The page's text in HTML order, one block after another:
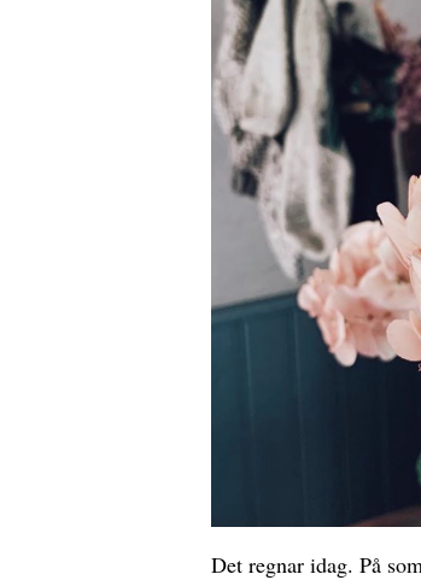
Det regnar idag. På